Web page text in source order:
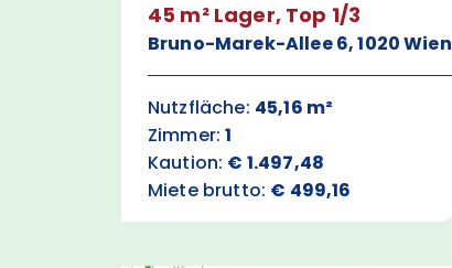
45 m² Lager, Top 1/3
Bruno-Marek-Allee 6, 1020 Wien
Nutzfläche: 45,16 m²
Zimmer:1
Kaution: € 1.497,48
Miete brutto: € 499,16